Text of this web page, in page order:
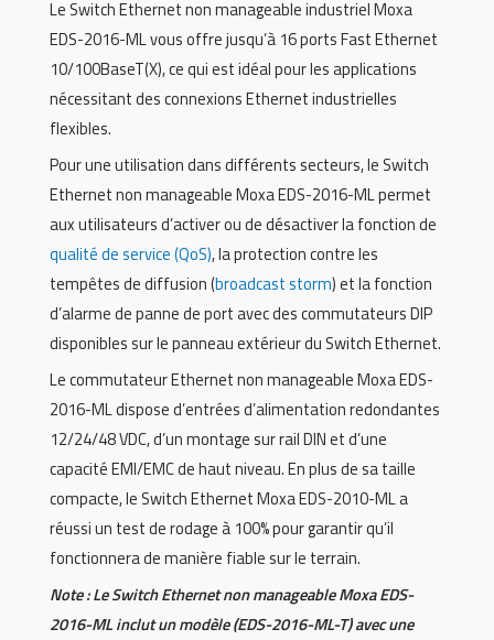
Le Switch Ethernet non manageable industriel Moxa
EDS-2016-ML vous offre jusqu’à 16 ports Fast Ethernet
10/100BaseT(X), ce qui est idéal pour les applications
nécessitant des connexions Ethernet industrielles
flexibles.
Pour une utilisation dans différents secteurs, le Switch
Ethernet non manageable Moxa EDS-2016-ML permet
aux utilisateurs d’activer ou de désactiver la fonction de
qualité de service (QoS), la protection contre les
tempêtes de diffusion (broadcast storm) et la fonction
d’alarme de panne de port avec des commutateurs DIP
disponibles sur le panneau extérieur du Switch Ethernet.
Le commutateur Ethernet non manageable Moxa EDS-
2016-ML dispose d’entrées d’alimentation redondantes
12/24/48 VDC, d’un montage sur rail DIN et d’une
capacité EMI/EMC de haut niveau. En plus de sa taille
compacte, le Switch Ethernet Moxa EDS-2010-ML a
réussi un test de rodage à 100% pour garantir qu’il
fonctionnera de manière fiable sur le terrain.
Note : Le Switch Ethernet non manageable Moxa EDS-
2016-ML inclut un modèle (EDS-2016-ML-T) avec une